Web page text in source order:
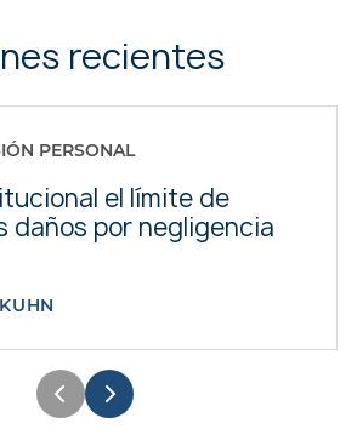
recientes
PERSONAL
el límite de
daños por negligencia